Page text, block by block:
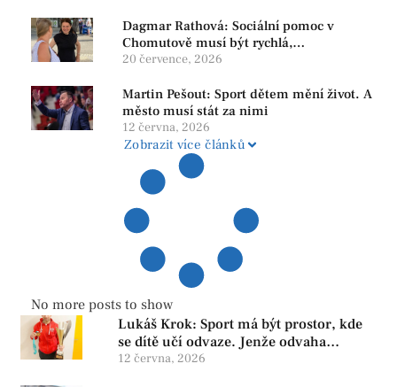
Dagmar Rathová: Sociální pomoc v
Chomutově musí být rychlá,
srozumitelná a férová. Ne udržovat lidi v
20 července, 2026
Martin Pešout: Sport dětem mění život. A
město musí stát za nimi
12 června, 2026
Zobrazit více článků
No more posts to show
Lukáš Krok: Sport má být prostor, kde
se dítě učí odvaze. Jenže odvaha
neroste tam, kde se bojí udělat chybu.
12 června, 2026